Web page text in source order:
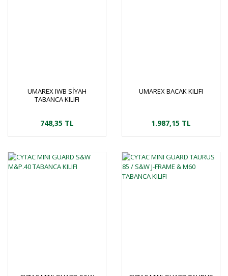
UMAREX IWB SİYAH
TABANCA KILIFI
748,35 TL
UMAREX BACAK KILIFI
1.987,15 TL